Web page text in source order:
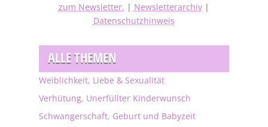
zum Newsletter. | Newsletterarchiv|
Datenschutzhinweis
ALLE THEMEN
Weiblichkeit, Liebe & Sexualität
Verhütung, Unerfüllter Kinderwunsch
Schwangerschaft, Geburt und Babyzeit